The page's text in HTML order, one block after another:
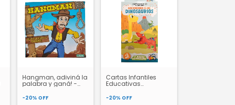
Hangman, adiviná la
palabra y ganá! -
-20% OFF
Cartas Infantiles
Educativas
Dinosaurios School
-20% OFF